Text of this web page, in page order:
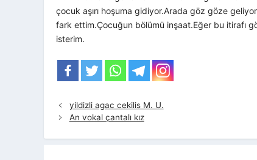
çocuk aşırı hoşuma gidiyor.Arada göz göze
fark ettim.Çocuğun bölümü inşaat.Eğer bu itirafı
isterim.
yildizli agac cekilis M. U.
An vokal çantalı kız